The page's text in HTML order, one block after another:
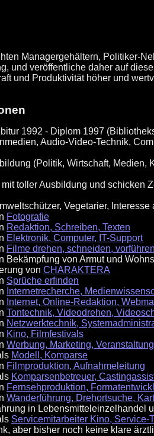
Managergehältern, Politiker-
und veröffentliche daher auf
und Produktivität höher und
1992 - Diplom 1997
Audio-Video-Technik,
(Politik, Wirtschaft, Medien,
toller Ausbildung und schicken
Vegetarier,
Fotografie
Redaktion, Schreiben, Texten
Elektronik, Computer, IT-Support
Filme drehen, schneiden,
Bekämpfung von Armut und
von CHARAKTERA
Sprüche erfinden
Internetrecherche,
Internet, Online-Redaktion,
Tontechnik, Videodrehen,
Netzwerktechnik,
Kino, Filmfestivals
Werbung, Marketing,
Modell, Komparse
Filmproduktion, Aufnahmeleitung
Komparsenbetreuer,
Fernsehproduktion,
Wanderführung, Drehortsuche,
in Lebensmitteleinzelhandel
Servicemitarbeiter Kino, Service-
aber bisher noch keine klare